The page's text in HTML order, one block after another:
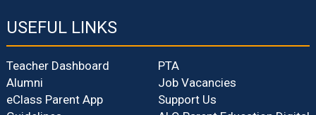
USEFUL LINKS
Teacher Dashboard
PTA
Alumni
Job Vacancies
eClass Parent App
Support Us